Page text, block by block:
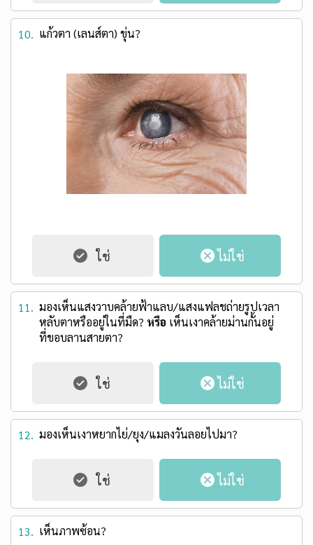
10. แก้วตา (เลนส์ตา) ขุ่น?
11. มองเห็นแสงวาบคล้ายฟ้าแลบ/แสงแฟลชถ่ายรูปเวลา
หลับตาหรืออยู่ในที่มืด? หรือ เห็นเงาคล้ายม่านกั้นอยู่
ที่ขอบลานสายตา?
12. มองเห็นเงาหยากไย่/ยุง/แมลงวันลอยไปมา?
13. เห็นภาพซ้อน?